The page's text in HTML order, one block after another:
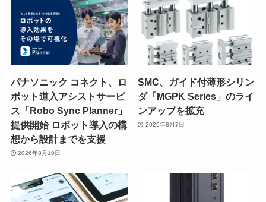
パナソニック コネクト、ロ
ボット道入アシストサービ
ス「Robo Sync Planner」
提供開始 ロボット導入の構
想から設計までを支援
2026年8月10日
SMC、ガイド付薄形シリン
ダ「MGPK Series」のライ
ンアップを拡充
2026年8月7日